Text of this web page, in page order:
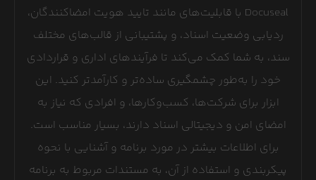
Docuseal با قابلیت‌های مانند تایید هویت امضاکنندگان،
ردیابی وضعیت اسناد، و پشتیبانی از قالب‌های مختلف
سند، به شما کمک می‌کند تا فرآیندهای اداری و قراردادی
خود را به‌طور چشمگیری ساده‌تر و کارآمدتر کنید. این
ابزار برای شرکت‌ها، کسب‌وکارها، و افرادی که نیاز به
امضای امن و دیجیتالی اسناد دارند، بسیار مناسب است.
برای اطلاعات بیشتر در مورد برنامه و آشنایی با نحوه
پیکربندی و استفاده از آن، به مستندات مربوط به برنامه